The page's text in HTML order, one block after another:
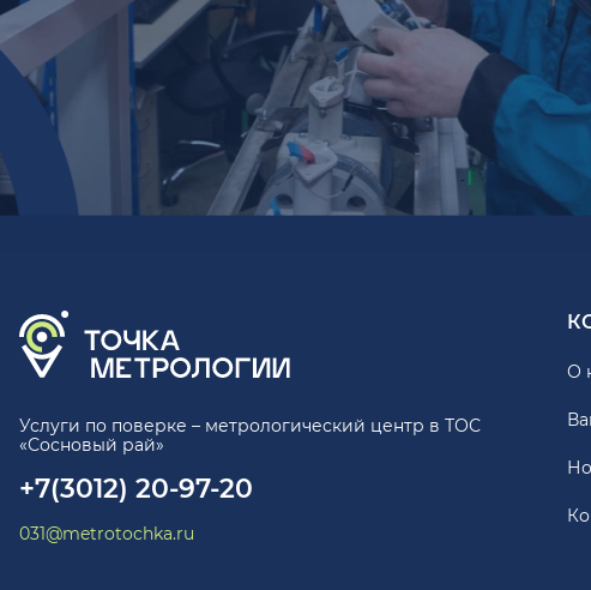
Услуги по поверке – метрологический центр в ТОС
«Сосновый рай»
+7(3012) 20-97-20
031@metrotochka.ru
О